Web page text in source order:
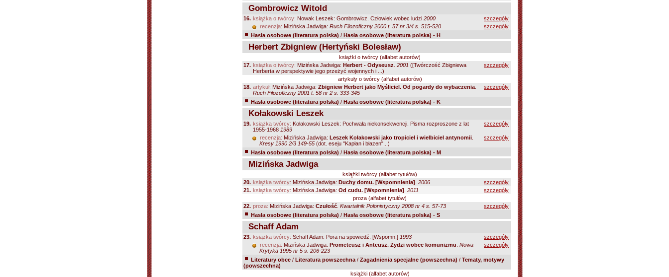
Gombrowicz Witold
16. książka o twórcy: Nowak Leszek: Gombrowicz. Człowiek wobec ludzi 2000
szczegóły
recenzja: Mizińska Jadwiga: Ruch Filozoficzny 2000 t. 57 nr 3/4 s. 515-520
szczegóły
Hasła osobowe (literatura polska) / Hasła osobowe (literatura polska) - H
Herbert Zbigniew (Hertyński Bolesław)
książki o twórcy (alfabet autorów)
17. książka o twórcy: Mizińska Jadwiga: Herbert - Odyseusz 2001 ([Twórczość Zbigniewa
Herberta w perspektywie jego przeżyć wojennych i ...)
szczegóły
artykuły o twórcy (alfabet autorów)
18. artykuł: Mizińska Jadwiga: Zbigniew Herbert jako Myśliciel. Od pogardy do wybaczenia
Ruch Filozoficzny 2001 t. 58 nr 2 s. 333-345
szczegóły
Hasła osobowe (literatura polska) / Hasła osobowe (literatura polska) - K
Kołakowski Leszek
19. książka twórcy: Kołakowski Leszek: Pochwała niekonsekwencji. Pisma rozproszone z lat
1955-1968 1989
szczegóły
recenzja: Mizińska Jadwiga: Leszek Kołakowski jako tropiciel i wielbiciel antynomii
Kresy 1990 2/3 149-55 (dot. eseju "Kapłan i błazen"...)
szczegóły
Hasła osobowe (literatura polska) / Hasła osobowe (literatura polska) - M
Mizińska Jadwiga
książki twórcy (alfabet tytułów)
20. książka twórcy: Mizińska Jadwiga: Duchy domu. [Wspomnienia] 2006
szczegóły
21. książka twórcy: Mizińska Jadwiga: Od cudu. [Wspomnienia] 2011
szczegóły
proza (alfabet tytułów)
22. proza: Mizińska Jadwiga: Czułość Kwartalnik Polonistyczny 2008 nr 4 s. 57-73
szczegóły
Hasła osobowe (literatura polska) / Hasła osobowe (literatura polska) - S
Schaff Adam
23. książka twórcy: Schaff Adam: Pora na spowiedź. [Wspomn.] 1993
szczegóły
recenzja: Mizińska Jadwiga: Prometeusz i Anteusz. Żydzi wobec komunizmu Nowa
Krytyka 1995 nr 5 s. 206-223
szczegóły
Literatury obce / Literatura powszechna / Zagadnienia specjalne (powszechna) / Tematy, motywy
(powszechna)
książki (alfabet autorów)